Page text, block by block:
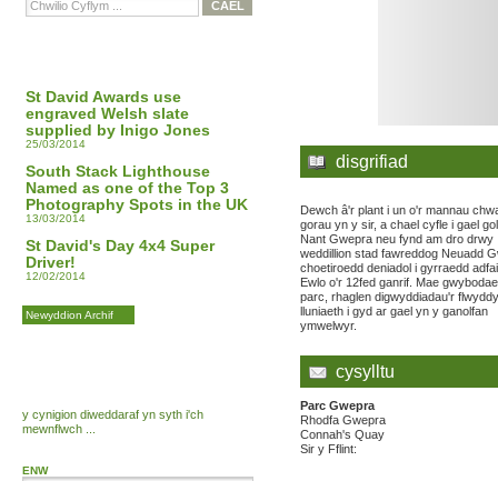
St David Awards use
engraved Welsh slate
supplied by Inigo Jones
25/03/2014
South Stack Lighthouse
Named as one of the Top 3
Photography Spots in the UK
13/03/2014
St David's Day 4x4 Super
Driver!
12/02/2014
Newyddion Archif
y cynigion diweddaraf yn syth i'ch
mewnflwch ...
ENW
disgrifiad
Dewch â'r plant i un o'r mannau
gorau yn y sir, a chael cyfle i gael
Nant Gwepra neu fynd am dro drwy
weddillion stad fawreddog Neuadd
choetiroedd deniadol i gyrraedd
Ewlo o'r 12fed ganrif. Mae
parc, rhaglen digwyddiadau'r
lluniaeth i gyd ar gael yn y ganolfan
ymwelwyr.
cysylltu
Parc Gwepra
Rhodfa Gwepra
Connah's Quay
Sir y Fflint: